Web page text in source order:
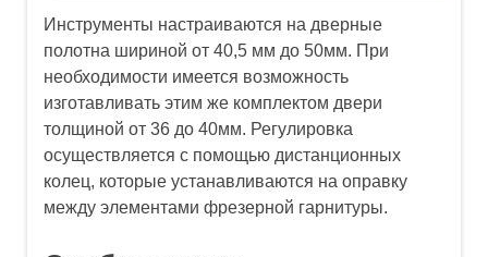
Инструменты настраиваются на дверные
полотна шириной от 40,5 мм до 50мм. При
необходимости имеется возможность
изготавливать этим же комплектом двери
толщиной от 36 до 40мм. Регулировка
осуществляется с помощью дистанционных
колец, которые устанавливаются на оправку
между элементами фрезерной гарнитуры.